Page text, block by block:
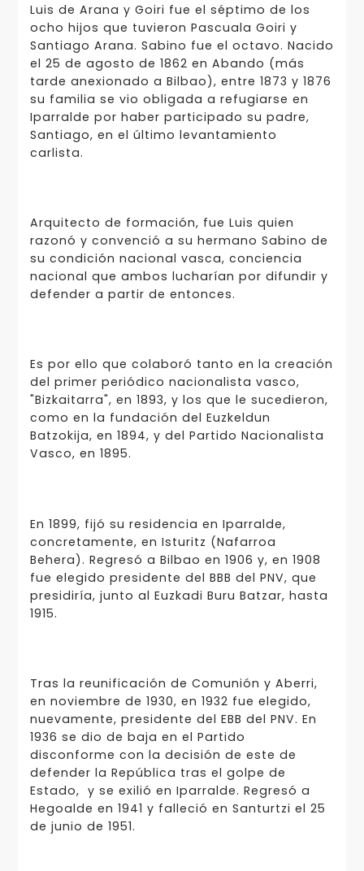
Luis de Arana y Goiri fue el séptimo de los
ocho hijos que tuvieron Pascuala Goiri y
Santiago Arana. Sabino fue el octavo. Nacido
el 25 de agosto de 1862 en Abando (más
tarde anexionado a Bilbao), entre 1873 y 1876
su familia se vio obligada a refugiarse en
Iparralde por haber participado su padre,
Santiago, en el último levantamiento
carlista.
Arquitecto de formación, fue Luis quien
razonó y convenció a su hermano Sabino de
su condición nacional vasca, conciencia
nacional que ambos lucharían por difundir y
defender a partir de entonces.
Es por ello que colaboró tanto en la creación
del primer periódico nacionalista vasco,
"Bizkaitarra", en 1893, y los que le sucedieron,
como en la fundación del Euzkeldun
Batzokija, en 1894, y del Partido Nacionalista
Vasco, en 1895.
En 1899, fijó su residencia en Iparralde,
concretamente, en Isturitz (Nafarroa
Behera). Regresó a Bilbao en 1906 y, en 1908
fue elegido presidente del BBB del PNV, que
presidiría, junto al Euzkadi Buru Batzar, hasta
1915.
Tras la reunificación de Comunión y Aberri,
en noviembre de 1930, en 1932 fue elegido,
nuevamente, presidente del EBB del PNV. En
1936 se dio de baja en el Partido
disconforme con la decisión de este de
defender la República tras el golpe de
Estado, y se exilió en Iparralde. Regresó a
Hegoalde en 1941 y falleció en Santurtzi el 25
de junio de 1951.